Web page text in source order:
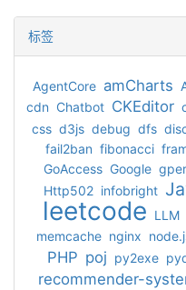
标签
AgentCore amCharts
cdn Chatbot CKEditor
css d3js debug dfs
fail2ban fibonacci
GoAccess Google
Http502 infobright
leetcode LLM
memcache nginx
PHP poj py2exe
recommender-